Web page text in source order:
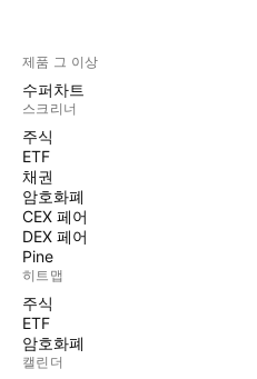
제품 그 이상
수퍼차트
스크리너
주식
ETF
채권
암호화폐
CEX 페어
DEX 페어
Pine
히트맵
주식
ETF
암호화폐
캘린더